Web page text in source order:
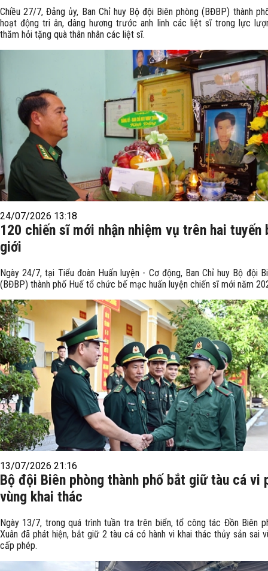
Chiều 27/7, Đảng ủy, Ban Chỉ huy Bộ đội Biên phòng (BĐBP) thành
hoạt động tri ân, dâng hương trước anh linh các liệt sĩ trong lực
thăm hỏi tặng quà thân nhân các liệt sĩ.
24/07/2026 13:18
120 chiến sĩ mới nhận nhiệm vụ trên hai tuyến
giới
Ngày 24/7, tại Tiểu đoàn Huấn luyện - Cơ động, Ban Chỉ huy Bộ đội
(BĐBP) thành phố Huế tổ chức bế mạc huấn luyện chiến sĩ mới năm
13/07/2026 21:16
Bộ đội Biên phòng thành phố bắt giữ tàu cá vi
vùng khai thác
Ngày 13/7, trong quá trình tuần tra trên biển, tổ công tác Đồn Biên
Xuân đã phát hiện, bắt giữ 2 tàu cá có hành vi khai thác thủy sản sai
cấp phép.